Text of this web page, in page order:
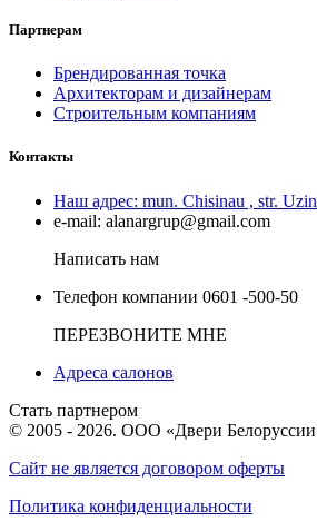
Партнерам
Брендированная точка
Архитекторам и дизайнерам
Строительным компаниям
Контакты
Наш адрес: mun. Chisinau , str.
e-mail: alanargrup@gmail.com
Написать нам
Телефон компании 0601 -500-50
ПЕРЕЗВОНИТЕ МНЕ
Адреса салонов
Стать партнером
© 2005 - 2026. ООО «Двери
Сайт не является договором оферты
Политика конфиденциальности